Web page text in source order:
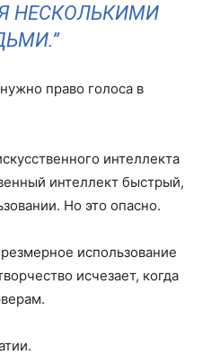
НЕСКОЛЬКИМИ
право голоса в
интеллекта
интеллект быстрый,
Но это опасно.
использование
исчезает, когда